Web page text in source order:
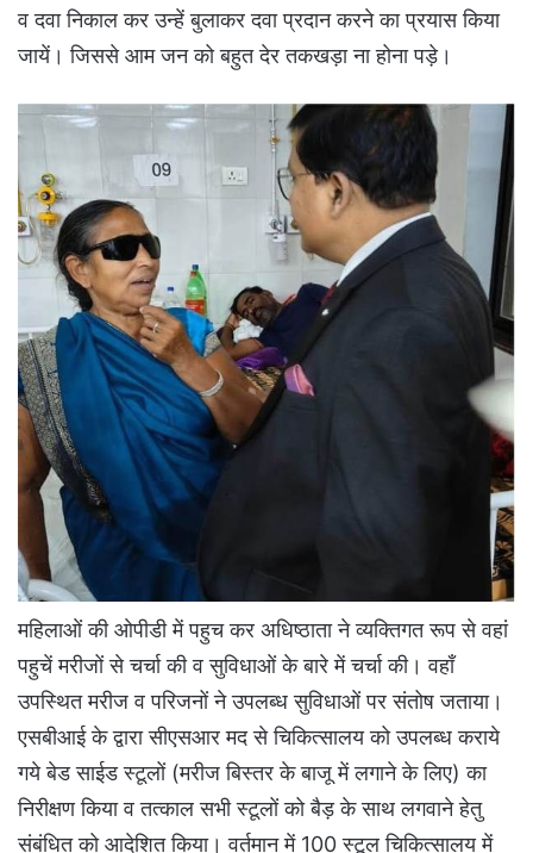
व दवा निकाल कर उन्हें बुलाकर दवा प्रदान करने का प्रयास किया
जायें। जिससे आम जन को बहुत देर तकखड़ा ना होना पड़े।
महिलाओं की ओपीडी में पहुच कर अधिष्ठाता ने व्यक्तिगत रूप से वहां
पहुचें मरीजों से चर्चा की व सुविधाओं के बारे में चर्चा की। वहाँ
उपस्थित मरीज व परिजनों ने उपलब्ध सुविधाओं पर संतोष जताया।
एसबीआई के द्वारा सीएसआर मद से चिकित्सालय को उपलब्ध कराये
गये बेड साईड स्टूलों (मरीज बिस्तर के बाजू में लगाने के लिए) का
निरीक्षण किया व तत्काल सभी स्टूलों को बैड़ के साथ लगवाने हेतु
संबंधित को आदेशित किया। वर्तमान में 100 स्टूल चिकित्सालय में